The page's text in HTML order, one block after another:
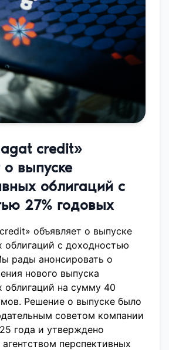
credit»
о выпуске
облигаций с
27% годовых
объявляет о выпуске
облигаций с доходностью
рады анонсировать о
нового выпуска
облигаций на сумму 40
Решение о выпуске было
советом компании
года и утверждено
перспективных